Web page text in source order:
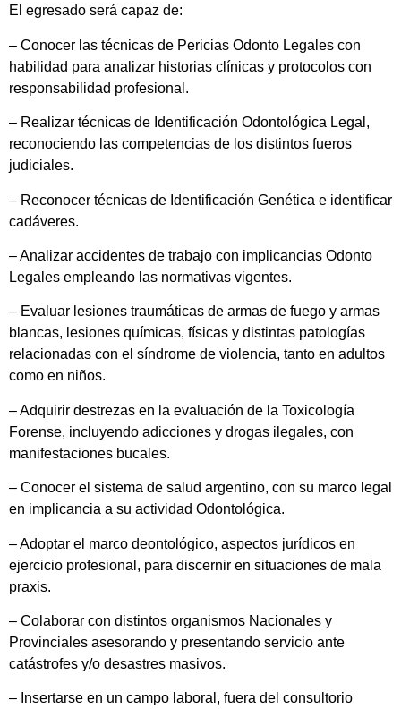
El egresado será capaz de:
– Conocer las técnicas de Pericias Odonto Legales con
habilidad para analizar historias clínicas y protocolos con
responsabilidad profesional.
– Realizar técnicas de Identificación Odontológica Legal,
reconociendo las competencias de los distintos fueros
judiciales.
– Reconocer técnicas de Identificación Genética e identificar
cadáveres.
– Analizar accidentes de trabajo con implicancias Odonto
Legales empleando las normativas vigentes.
– Evaluar lesiones traumáticas de armas de fuego y armas
blancas, lesiones químicas, físicas y distintas patologías
relacionadas con el síndrome de violencia, tanto en adultos
como en niños.
– Adquirir destrezas en la evaluación de la Toxicología
Forense, incluyendo adicciones y drogas ilegales, con
manifestaciones bucales.
– Conocer el sistema de salud argentino, con su marco legal
en implicancia a su actividad Odontológica.
– Adoptar el marco deontológico, aspectos jurídicos en
ejercicio profesional, para discernir en situaciones de mala
praxis.
– Colaborar con distintos organismos Nacionales y
Provinciales asesorando y presentando servicio ante
catástrofes y/o desastres masivos.
– Insertarse en un campo laboral, fuera del consultorio